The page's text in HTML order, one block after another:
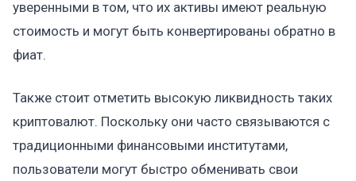
уверенными в том, что их активы имеют реальную
стоимость и могут быть конвертированы обратно в
фиат.
Также стоит отметить высокую ликвидность таких
криптовалют. Поскольку они часто связываются с
традиционными финансовыми институтами,
пользователи могут быстро обменивать свои